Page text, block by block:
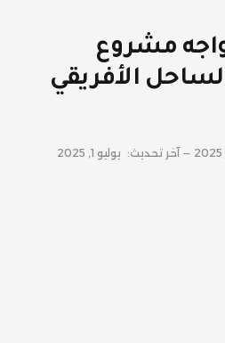
مشروع
الأفريقي
آخر تحديث: يوليو 1, 2025